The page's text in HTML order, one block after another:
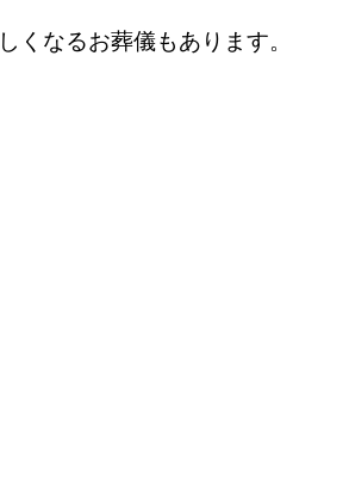
くなるお葬儀もあります。